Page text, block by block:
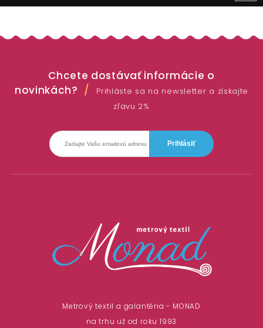
Chcete dostávať informácie o
novinkách?
Prihláste sa na newsletter a získajte
zľavu 2%
Metrový textil a galantéria - MONAD
na trhu už od roku 1993